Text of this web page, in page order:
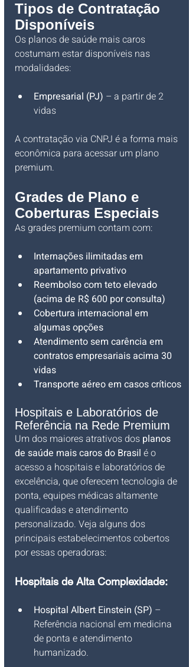
Tipos de Contratação
Disponíveis
Os planos de saúde mais caros
costumam estar disponíveis nas
modalidades:
Empresarial (PJ) – a partir de 2
vidas
A contratação via CNPJ é a forma mais
econômica para acessar um plano
premium.
Grades de Plano e
Coberturas Especiais
As grades premium contam com:
Internações ilimitadas em
apartamento privativo
Reembolso com teto elevado
(acima de R$ 600 por consulta)
Cobertura internacional em
algumas opções
Atendimento sem carência em
contratos empresariais acima 30
vidas
Transporte aéreo em casos críticos
Hospitais e Laboratórios de
Referência na Rede Premium
Um dos maiores atrativos dos planos
de saúde mais caros do Brasil é o
acesso a hospitais e laboratórios de
excelência, que oferecem tecnologia de
ponta, equipes médicas altamente
qualificadas e atendimento
personalizado. Veja alguns dos
principais estabelecimentos cobertos
por essas operadoras:
Hospitais de Alta Complexidade:
Hospital Albert Einstein (SP) –
Referência nacional em medicina
de ponta e atendimento
humanizado.